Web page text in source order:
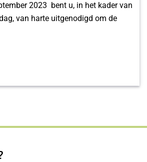
2023 bent u, in het kader van
van harte uitgenodigd om de